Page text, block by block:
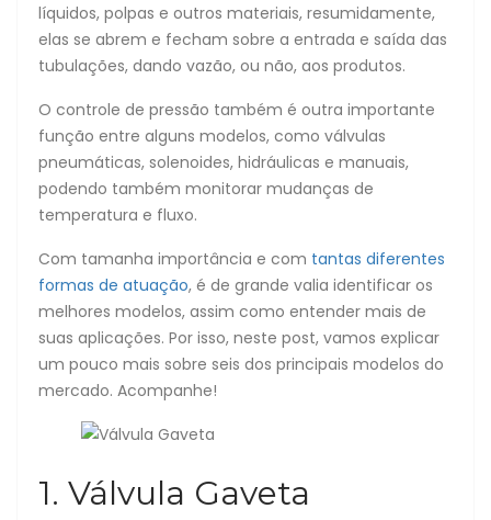
líquidos, polpas e outros materiais, resumidamente,
elas se abrem e fecham sobre a entrada e saída das
tubulações, dando vazão, ou não, aos produtos.
O controle de pressão também é outra importante
função entre alguns modelos, como válvulas
pneumáticas, solenoides, hidráulicas e manuais,
podendo também monitorar mudanças de
temperatura e fluxo.
Com tamanha importância e com tantas diferentes
formas de atuação, é de grande valia identificar os
melhores modelos, assim como entender mais de
suas aplicações. Por isso, neste post, vamos explicar
um pouco mais sobre seis dos principais modelos do
mercado. Acompanhe!
1. Válvula Gaveta